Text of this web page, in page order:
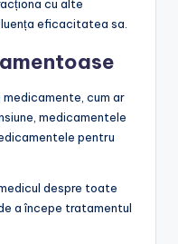
cu alte
eficacitatea sa.
cum ar
medicamentele
pentru
despre toate
a începe tratamentul